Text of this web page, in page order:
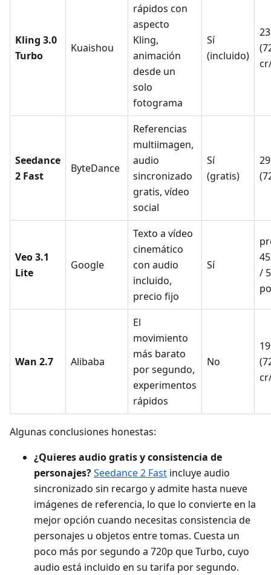
Kling 3.0
Turbo
Kuaishou
rápidos con
aspecto
Kling,
animación
desde un
solo
fotograma
Sí
(incluido)
Seedance
2 Fast
ByteDance
Referencias
multiimagen,
audio
sincronizado
gratis, vídeo
social
Sí
(gratis)
Veo 3.1
Lite
Google
Texto a vídeo
cinemático
con audio
incluido,
precio fijo
Sí
/
Wan 2.7 Alibaba
El
movimiento
más barato
por segundo,
experimentos
rápidos
No
Algunas conclusiones honestas:
¿Quieres audio gratis y consistencia de
personajes?Seedance 2 Fast incluye audio
sincronizado sin recargo y admite hasta nueve
imágenes de referencia, lo que lo convierte en la
mejor opción cuando necesitas consistencia de
personajes u objetos entre tomas. Cuesta un
poco más por segundo a 720p que Turbo, cuyo
audio está incluido en su tarifa por segundo.